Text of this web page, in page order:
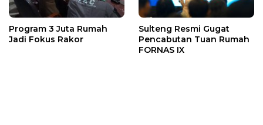
Program 3 Juta Rumah
Jadi Fokus Rakor
Sulteng Resmi Gugat
Pencabutan Tuan Rumah
FORNAS IX